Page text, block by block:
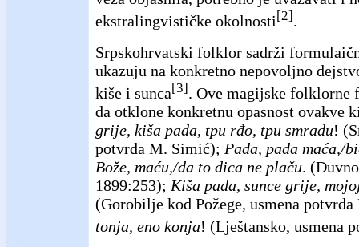
ekstralingvističke okolnosti [2] .
Srpskohrvatski folklor sadrži
ukazuju na konkretno nepovoljno
kiše i sunca[3]. Ove magijske folklorne
da otklone konkretnu opasnost ovakve
grije, kiša pada, tpu rđo, tpu smradu!
potvrda M. Simić); Pada, pada maća,/
Bože, maću,/da to dica ne plaču.
1899:253); Kiša pada, sunce grije,
(Gorobilje kod Požege, usmena
tonja, eno konja! (Lještansko, usmena